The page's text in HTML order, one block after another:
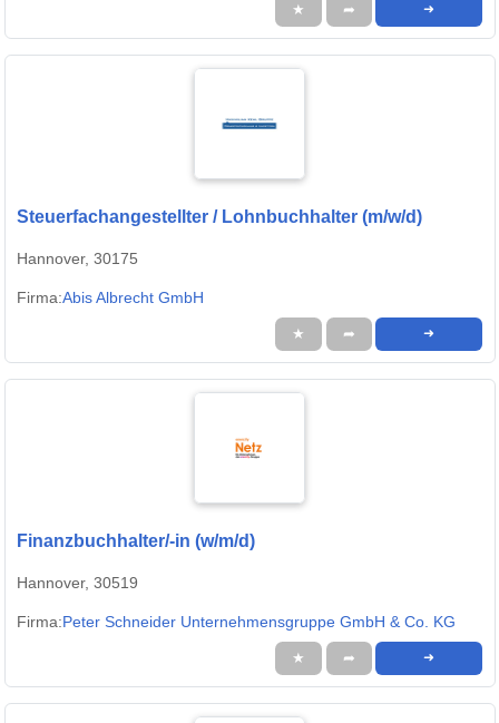
★ ➦ ➜
Steuerfachangestellter / Lohnbuchhalter (m/w/d)
Hannover, 30175
Firma:Abis Albrecht GmbH
★ ➦ ➜
Finanzbuchhalter/-in (w/m/d)
Hannover, 30519
Firma:Peter Schneider Unternehmensgruppe GmbH & Co. KG
★ ➦ ➜